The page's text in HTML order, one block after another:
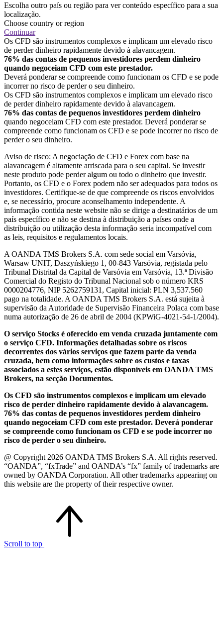
Escolha outro país ou região para ver conteúdo específico para a sua
localização.
Choose country or region
Continuar
Os CFD são instrumentos complexos e implicam um elevado risco
de perder dinheiro rapidamente devido à alavancagem.
76% das contas de pequenos investidores perdem dinheiro
quando negoceiam CFD com este prestador.
Deverá ponderar se compreende como funcionam os CFD e se pode
incorrer no risco de perder o seu dinheiro.
Os CFD são instrumentos complexos e implicam um elevado risco
de perder dinheiro rapidamente devido à alavancagem.
76% das contas de pequenos investidores perdem dinheiro
quando negoceiam CFD com este prestador. Deverá ponderar se
compreende como funcionam os CFD e se pode incorrer no risco de
perder o seu dinheiro.
Aviso de risco: A negociação de CFD e Forex com base na
alavancagem é altamente arriscada para o seu capital. Se investir
neste produto pode perder algum ou todo o dinheiro que investir.
Portanto, os CFD e o Forex podem não ser adequados para todos os
investidores. Certifique-se de que compreende os riscos envolvidos
e, se necessário, procure aconselhamento independente. A
informação contida neste website não se dirige a destinatários de um
país específico e não se destina à distribuição a países onde a
distribuição ou utilização desta informação seria incompatível com
as leis, requisitos e regulamentos locais.
A OANDA TMS Brokers S.A. com sede social em Varsóvia,
Warsaw UNIT, Daszyńskiego 1, 00-843 Varsóvia, registada pelo
Tribunal Distrital da Capital de Varsóvia em Varsóvia, 13.ª Divisão
Comercial do Registo do Tribunal Nacional sob o número KRS
0000204776, NIP 5262759131, Capital inicial: PLN 3,537.560
pago na totalidade. A OANDA TMS Brokers S.A. está sujeita à
supervisão da Autoridade de Supervisão Financeira Polaca com base
numa autorização de 26 de abril de 2004 (KPWiG-4021-54-1/2004).
O serviço Stocks é oferecido em venda cruzada juntamente com
o serviço CFD. Informações detalhadas sobre os riscos
decorrentes dos vários serviços que fazem parte da venda
cruzada, bem como informações sobre os custos e taxas
associados a estes serviços, estão disponíveis em OANDA TMS
Brokers, na secção Documentos.
Os CFD são instrumentos complexos e implicam um elevado
risco de perder dinheiro rapidamente devido à alavancagem.
76% das contas de pequenos investidores perdem dinheiro
quando negoceiam CFD com este prestador. Deverá ponderar
se compreende como funcionam os CFD e se pode incorrer no
risco de perder o seu dinheiro.
@ Copyright 2026 OANDA TMS Brokers S.A. All rights reserved.
“OANDA”, “fxTrade” and OANDA’s “fx” family of trademarks are
owned by OANDA Corporation. All other trademarks appearing on
this website are the property of their respective owner.
Scroll to top